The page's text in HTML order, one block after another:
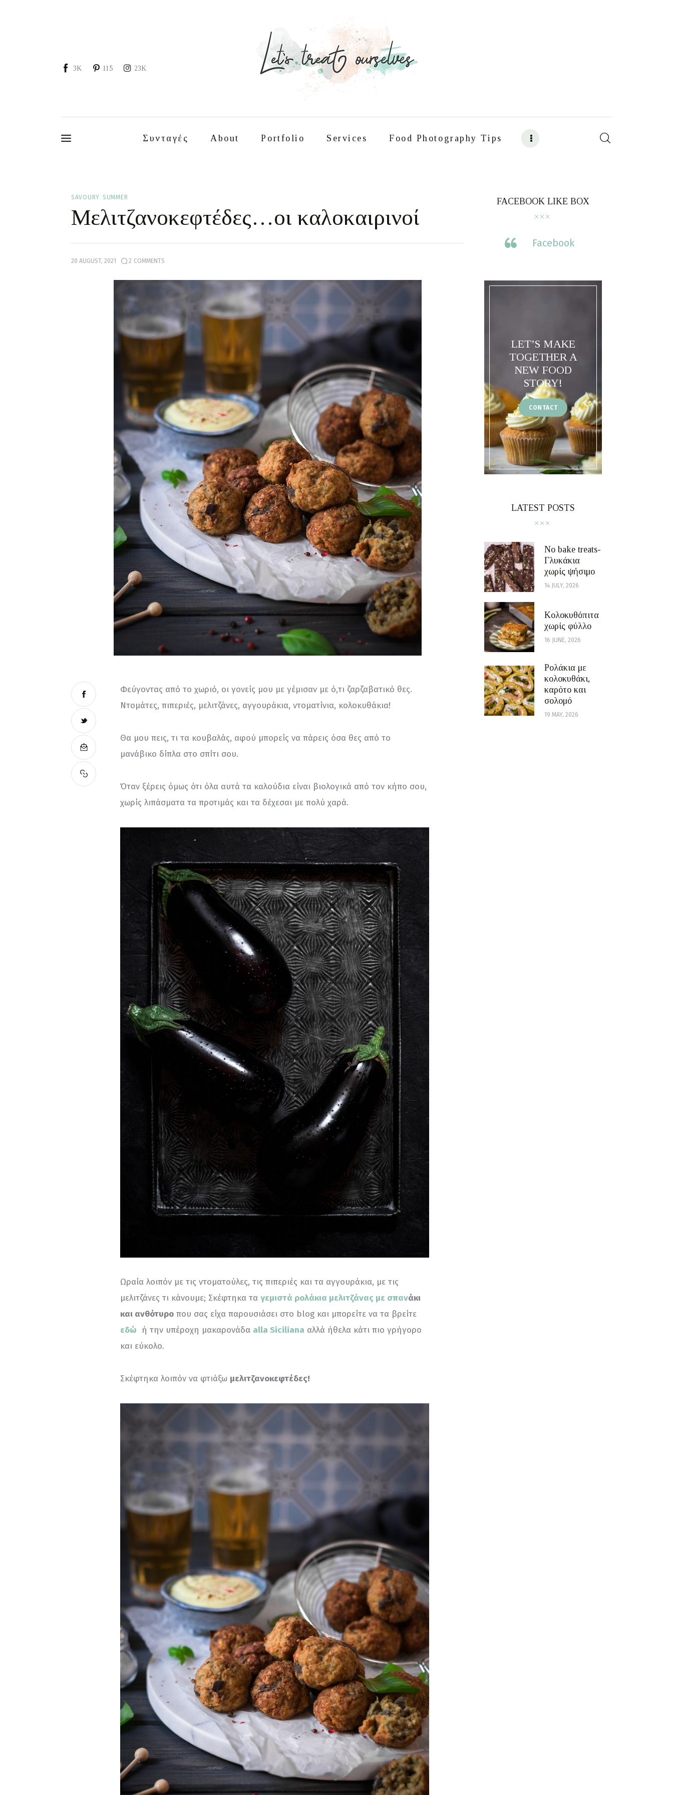
3K 115 23K
Συνταγές About Portfolio Services Food Photography Tips
SAVOURY SUMMER
Μελιτζανοκεφτέδες…οι καλοκαιρινοί
20 AUGUST, 2021 2 COMMENTS
Φεύγοντας από το χωριό, οι γονείς μου με γέμισαν με ό,τι ζαρζαβατικό θες.
Ντομάτες, πιπεριές, μελιτζάνες, αγγουράκια, ντοματίνια, κολοκυθάκια!
Θα μου πεις, τι τα κουβαλάς, αφού μπορείς να πάρεις όσα θες από το
μανάβικο δίπλα στο σπίτι σου.
Όταν ξέρεις όμως ότι όλα αυτά τα καλούδια είναι βιολογικά από τον κήπο σου,
χωρίς λιπάσματα τα προτιμάς και τα δέχεσαι με πολύ χαρά.
Ωραία λοιπόν με τις ντοματούλες, τις πιπεριές και τα αγγουράκια, με τις
μελιτζάνες τι κάνουμε; Σκέφτηκα τα γεμιστά ρολάκια μελιτζάνας με σπανάκι
και ανθότυρο που σας είχα παρουσιάσει στο blog και μπορείτε να τα βρείτε
εδώ ή την υπέροχη μακαρονάδα alla Siciliana αλλά ήθελα κάτι πιο γρήγορο
και εύκολο.
Σκέφτηκα λοιπόν να φτιάξω μελιτζανοκεφτέδες!
FACEBOOK LIKE BOX
Facebook
LET’S MAKE
TOGETHER A
NEW FOOD
STORY!
CONTACT
LATEST POSTS
No bake treats-
Γλυκάκια
χωρίς ψήσιμο
14 JULY, 2026
Κολοκυθόπιτα
χωρίς φύλλο
16 JUNE, 2026
Ρολάκια με
κολοκυθάκι,
καρότο και
σολομό
19 MAY, 2026